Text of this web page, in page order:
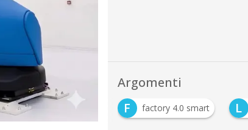
Argomenti
Competence Center F factory 4.0 smart L